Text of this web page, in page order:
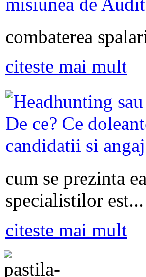
combaterea
citeste mai mult
cum se prezinta
specialistilor est...
citeste mai mult